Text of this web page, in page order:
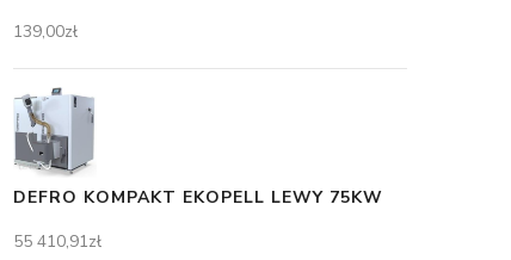
139,00zł
DEFRO KOMPAKT EKOPELL LEWY 75KW
55 410,91zł